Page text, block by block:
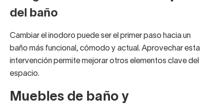
del baño
Cambiar el inodoro puede ser el primer paso hacia un
baño más funcional, cómodo y actual. Aprovechar esta
intervención permite mejorar otros elementos clave del
espacio.
Muebles de baño y